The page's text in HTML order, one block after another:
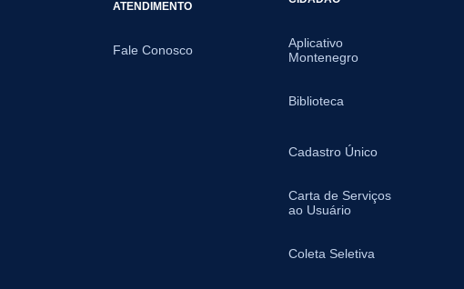
ATENDIMENTO
Fale Conosco
Aplicativo
Montenegro
Biblioteca
Cadastro Único
Carta de Serviços
ao Usuário
Coleta Seletiva